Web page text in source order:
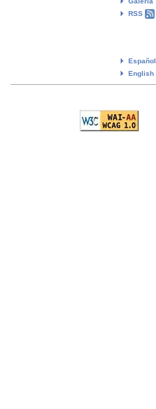
RSS
Español
English